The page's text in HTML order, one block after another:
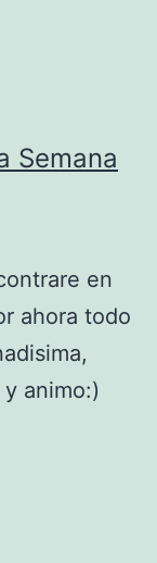
Semana
en
ahora todo
animo:)